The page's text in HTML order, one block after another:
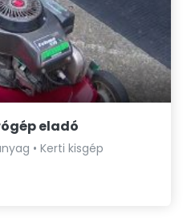
eladó
• Kerti kisgép